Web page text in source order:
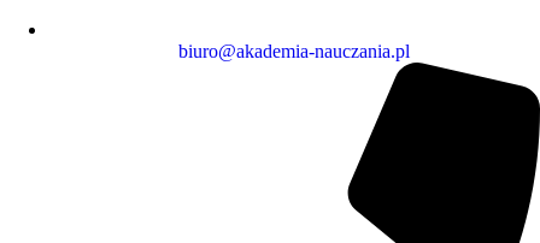
biuro@akademia-nauczania.pl